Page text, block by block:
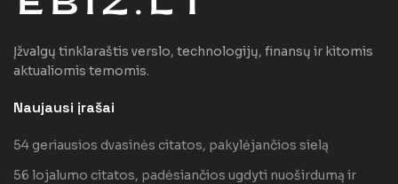
Įžvalgų tinklaraštis verslo, technologijų, finansų ir kitomis
aktualiomis temomis.
Naujausi įrašai
54 geriausios dvasinės citatos, pakylėjančios sielą
56 lojalumo citatos, padėsiančios ugdyti nuoširdumą ir